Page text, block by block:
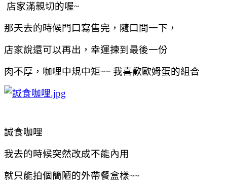
店家滿親切的喔~
那天去的時候門口寫售完，隨口問一下，
店家說還可以再出，幸運揀到最後一份
肉不厚，咖哩中規中矩~~ 我喜歡歐姆蛋的組合
誠食咖哩
我去的時候突然改成不能內用
就只能拍個簡陋的外帶餐盒樣~~